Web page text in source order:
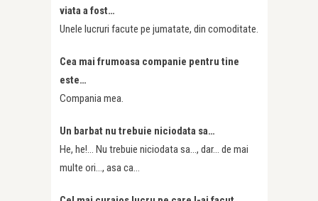
viata a fost…
Unele lucruri facute pe jumatate, din comoditate.
Cea mai frumoasa companie pentru tine
este…
Compania mea.
Un barbat nu trebuie niciodata sa…
He, he!… Nu trebuie niciodata sa…, dar… de mai
multe ori…, asa ca…